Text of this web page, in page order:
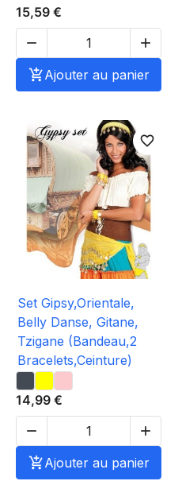
15,59 €


Ajouter au panier
favorite_border
Set Gipsy,Orientale,
Belly Danse, Gitane,
Tzigane (Bandeau,2
Bracelets,Ceinture)
14,99 €


Ajouter au panier